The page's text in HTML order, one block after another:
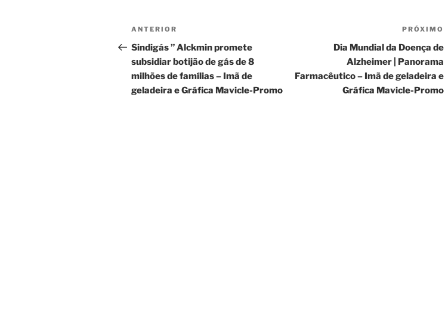
Navegação
de
Post
Post
anterior
ANTERIOR
Sindigás ” Alckmin promete
subsidiar botijão de gás de 8
milhões de famílias – Imã de
geladeira e Gráfica Mavicle-Promo
PRÓXIMO
Dia Mundial da Doença de
Alzheimer | Panorama
Farmacêutico – Imã de geladeira e
Gráfica Mavicle-Promo